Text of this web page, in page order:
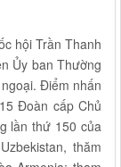
hội Trần Thanh
Ủy ban Thường
Điểm nhấn
Đoàn cấp Chủ
lần thứ 150 của
thăm